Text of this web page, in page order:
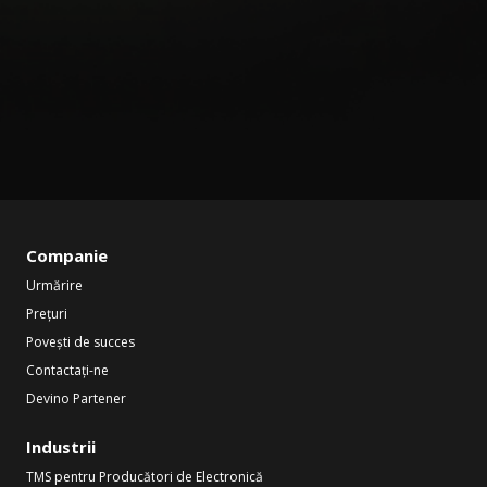
Companie
Urmărire
Prețuri
Povești de succes
Contactați-ne
Devino Partener
Industrii
TMS pentru Producători de Electronică